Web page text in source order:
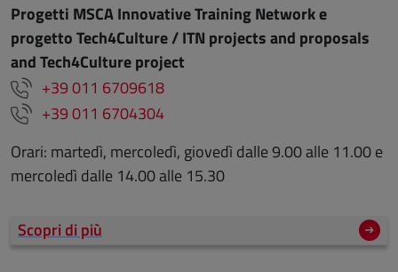
Progetti MSCA Innovative Training Network e
progetto Tech4Culture / ITN projects and proposals
and Tech4Culture project
+39 011 6709618
+39 011 6704304
Orari: martedì, mercoledì, giovedì dalle 9.00 alle 11.00 e
mercoledì dalle 14.00 alle 15.30
Scopri di più